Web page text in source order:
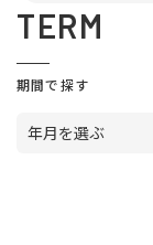
TERM
期間で探す
年月を選ぶ